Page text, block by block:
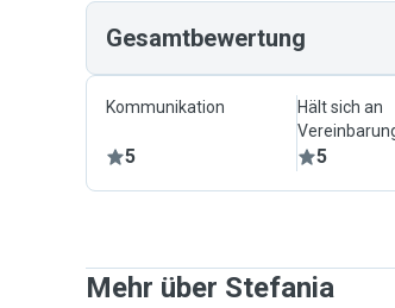
Gesamtbewertung
Kommunikation
5
Hält sich an
5
Mehr über Stefania